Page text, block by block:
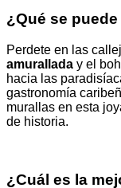
¿Qué se
Perdete en las
amurallada y el
hacia las
gastronomía
murallas en esta
de historia.
¿Cuál es la